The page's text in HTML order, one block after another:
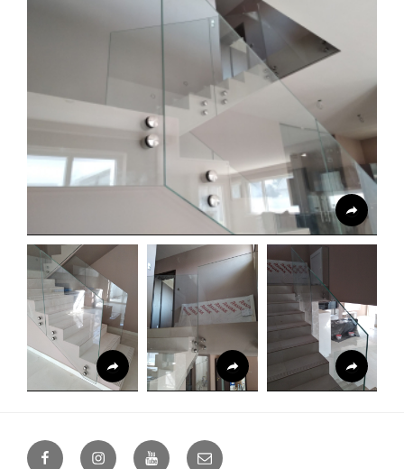
facebook.cominstagram.com
2024movie
Email